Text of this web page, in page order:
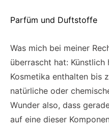
Parfüm und Duftstoffe
Was mich bei meiner
überrascht hat:
Kosmetika enthalten bis
natürliche oder
Wunder also, dass
auf eine dieser